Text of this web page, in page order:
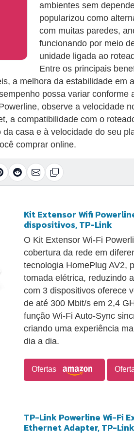
ambientes sem
popularizou como
com muitas paredes,
funcionando por meio
unidade ligada ao
Entre os principais
a melhora da estabilidade em
possa variar
observe a velocidade
a compatibilidade com o
casa e à velocidade do seu
comprar online.
Kit Extensor Wifi
dispositivos, TP-Link
O Kit Extensor Wi-Fi
cobertura da rede em
tecnologia HomePlug AV2,
tomada elétrica, reduzindo
com 3 dispositivos oferece
de até 300 Mbit/s em 2,4
função Wi-Fi Auto-Sync
criando uma experiência
dia a dia.
Ofertas
TP-Link Powerline Wi-Fi
Ethernet Adapter, TP-Link